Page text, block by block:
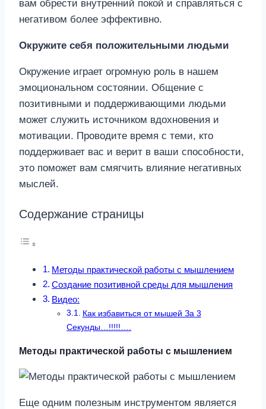
вам обрести внутренний покой и справляться с
негативом более эффективно.
Окружите себя положительными людьми
Окружение играет огромную роль в нашем
эмоциональном состоянии. Общение с
позитивными и поддерживающими людьми
может служить источником вдохновения и
мотивации. Проводите время с теми, кто
поддерживает вас и верит в ваши способности,
это поможет вам смягчить влияние негативных
мыслей.
Содержание страницы
Методы практической работы с мышлением
Создание позитивной среды для мышления
Видео:
Как избавиться от мышей За 3
Секунды…!!!!!….
Методы практической работы с мышлением
Еще одним полезным инструментом является